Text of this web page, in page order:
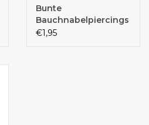
Bunte
Bauchnabelpiercings
€1,95